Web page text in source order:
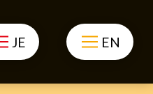
JE EN